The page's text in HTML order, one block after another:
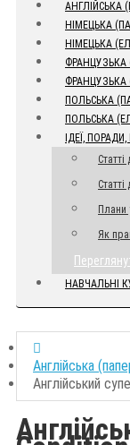
АНГЛІЙСЬКА
НІМЕЦЬКА
НІМЕЦЬКА
ФРАНЦУЗЬКА
ФРАНЦУЗЬКА
ПОЛЬСЬКА
ПОЛЬСЬКА
ІДЕЇ,
Статті
Плани
Як
НАВЧАЛЬНІ
Англійська
Англійський